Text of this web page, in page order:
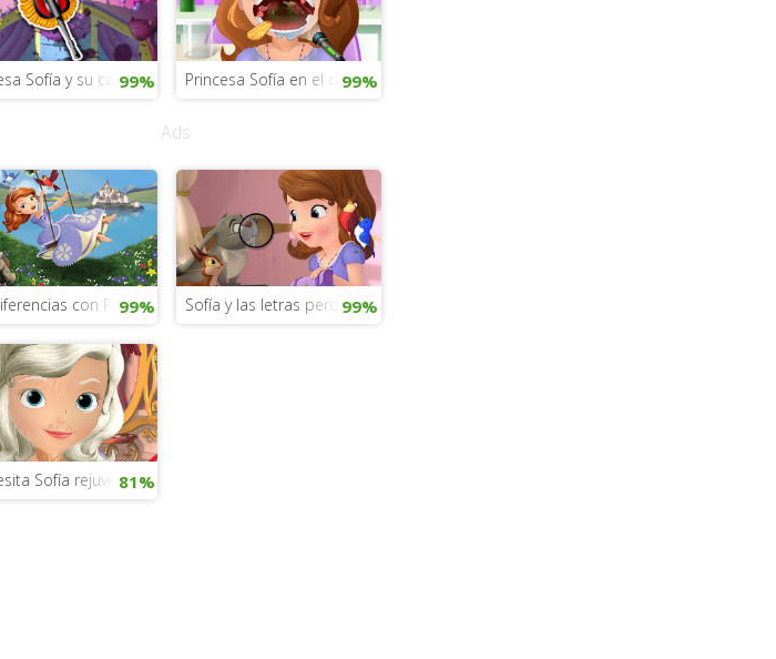
Sofía y su carruaje
99% Princesa Sofía en el dentista
99%
Ads
con Princesa Sofía
99% Sofía y las letras perdidas
99%
Sofía rejuvenece
81%